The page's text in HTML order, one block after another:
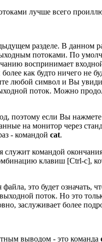
лучше всего
разделе. В данном
потоками. По
воспринимает
как будто ничего не
любой символ и Вы
поток. Можно
поэтому если Вы
на монитор через
- командойcat.
командой
клавиш [Ctrl-c],
файла, это будет
поток. Но это
заслуживает более
выводом - это команда